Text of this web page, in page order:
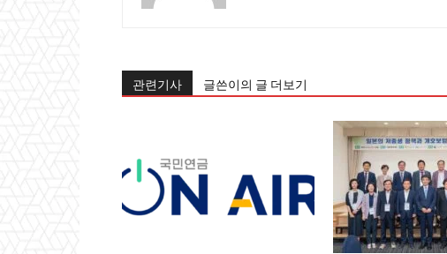
관련기사 글쓴이의 글 더보기